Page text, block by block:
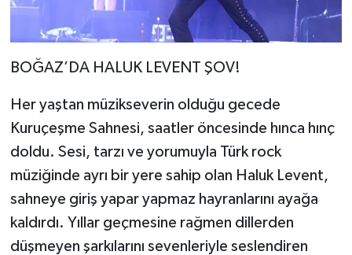
BOĞAZ’DA HALUK LEVENT ŞOV!
Her yaştan müzikseverin olduğu gecede
Kuruçeşme Sahnesi, saatler öncesinde hınca hınç
doldu. Sesi, tarzı ve yorumuyla Türk rock
müziğinde ayrı bir yere sahip olan Haluk Levent,
sahneye giriş yapar yapmaz hayranlarını ayağa
kaldırdı. Yıllar geçmesine rağmen dillerden
düşmeyen şarkılarını sevenleriyle seslendiren